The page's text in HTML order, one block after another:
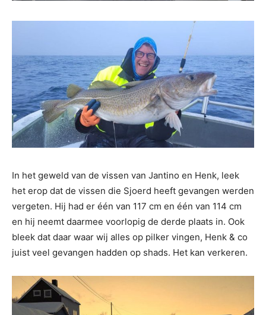
In het geweld van de vissen van Jantino en Henk, leek
het erop dat de vissen die Sjoerd heeft gevangen werden
vergeten. Hij had er één van 117 cm en één van 114 cm
en hij neemt daarmee voorlopig de derde plaats in. Ook
bleek dat daar waar wij alles op pilker vingen, Henk & co
juist veel gevangen hadden op shads. Het kan verkeren.